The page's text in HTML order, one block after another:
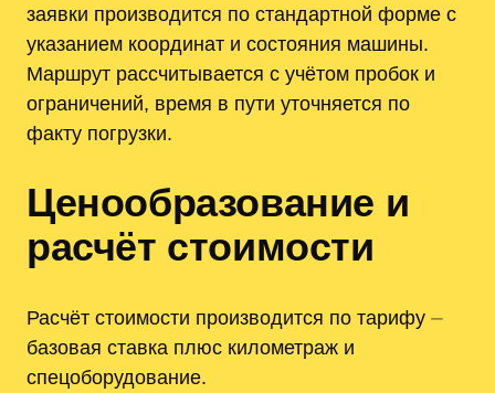
заявки производится по стандартной форме с
указанием координат и состояния машины.
Маршрут рассчитывается с учётом пробок и
ограничений, время в пути уточняется по
факту погрузки.
Ценообразование и
расчёт стоимости
Расчёт стоимости производится по тарифу ⏤
базовая ставка плюс километраж и
спецоборудование.